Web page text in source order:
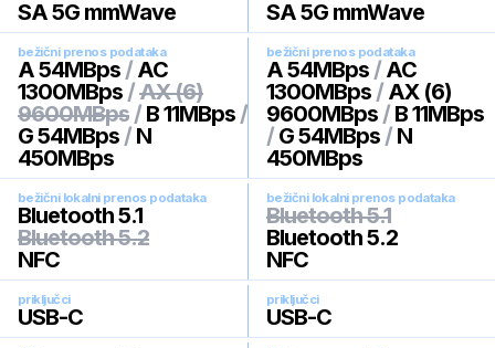
SA 5G mmWave
SA 5G mmWave
bežični prenos podataka
A 54MBps / AC
1300MBps /AX (6)
9600MBps / B 11MBps /
G 54MBps / N
450MBps
bežični prenos podataka
A 54MBps / AC
1300MBps / AX (6)
9600MBps / B 11MBps
/ G 54MBps / N
450MBps
bežični lokalni prenos podataka
Bluetooth 5.1
Bluetooth 5.2
NFC
bežični lokalni prenos podataka
Bluetooth 5.1
Bluetooth 5.2
NFC
priključci
USB-C
priključci
USB-C